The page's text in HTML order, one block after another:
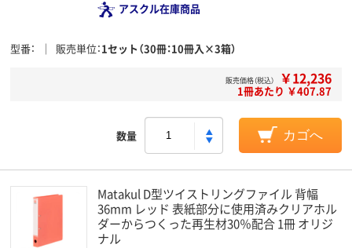
アスクル在庫商品
型番 販売単位 1セット（30冊：10冊入×3箱）
販売価格（税込） ￥12,236
1冊あたり ￥407.87
数量 カゴへ
Matakul D型ツイストリングファイル 背幅
36mm レッド 表紙部分に使用済みクリアホル
ダーからつくった再生材30％配合 1冊 オリジ
ナル